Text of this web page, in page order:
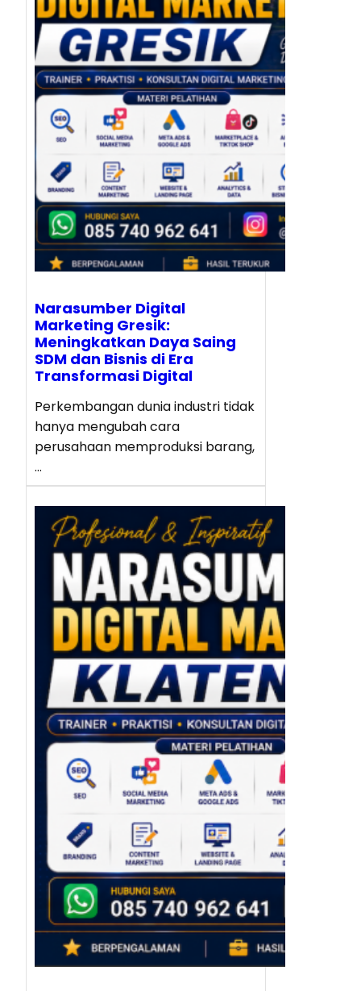
Narasumber Digital
Marketing Gresik:
Meningkatkan Daya Saing
SDM dan Bisnis di Era
Transformasi Digital
Perkembangan dunia industri tidak
hanya mengubah cara
perusahaan memproduksi barang,
…